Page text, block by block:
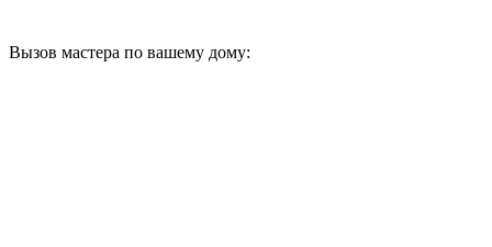
Вызов мастера по вашему дому: